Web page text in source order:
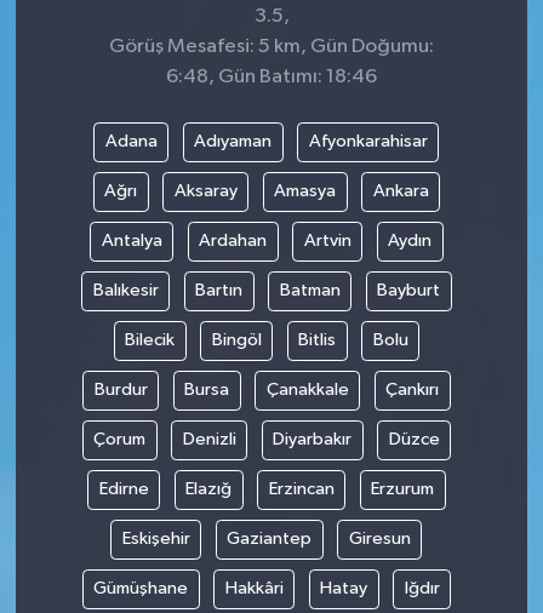
3.5,
Görüş Mesafesi: 5 km, Gün Doğumu:
6:48, Gün Batımı: 18:46
Adana Adıyaman Afyonkarahisar
Ağrı Aksaray Amasya Ankara
Antalya Ardahan Artvin Aydın
Balıkesir Bartın Batman Bayburt
Bilecik Bingöl Bitlis Bolu
Burdur Bursa Çanakkale Çankırı
Çorum Denizli Diyarbakır Düzce
Edirne Elazığ Erzincan Erzurum
Eskişehir Gaziantep Giresun
Gümüşhane Hakkâri Hatay Iğdır